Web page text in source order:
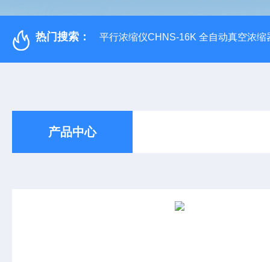
热门搜索： 平行浓缩仪CHNS-16K 全自动真空浓缩
产品中心